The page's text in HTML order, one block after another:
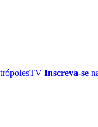
Inscreva-se